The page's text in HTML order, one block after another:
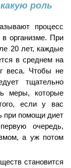
роль
процесс
организме. При
20 лет, каждые
в среднем на
веса. Чтобы не
тщательно
меры, которые
если у вас
при помощи диет
очередь,
а уж потом
становится